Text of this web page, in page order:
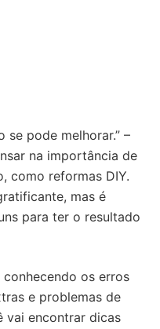
se pode melhorar.” –
na importância de
como reformas DIY.
mas é
para ter o resultado
os erros
e problemas de
vai encontrar dicas